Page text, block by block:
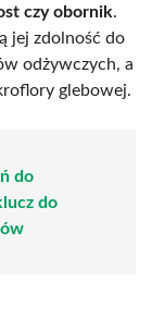
czy obornik.
jej zdolność do
odżywczych, a
glebowej.
do
do